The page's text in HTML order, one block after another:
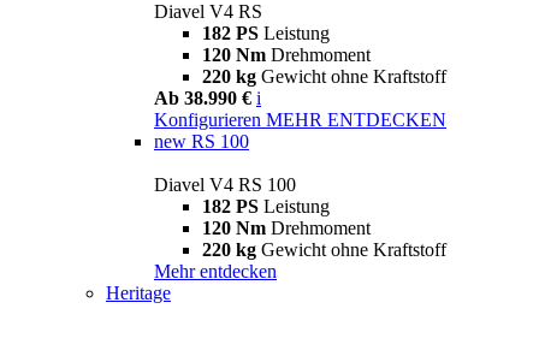
Diavel V4 RS
182 PS Leistung
120 Nm Drehmoment
220 kg Gewicht ohne Kraftstoff
Ab 38.990 € i
Konfigurieren MEHR ENTDECKEN
new RS 100
Diavel V4 RS 100
182 PS Leistung
120 Nm Drehmoment
220 kg Gewicht ohne Kraftstoff
Mehr entdecken
Heritage